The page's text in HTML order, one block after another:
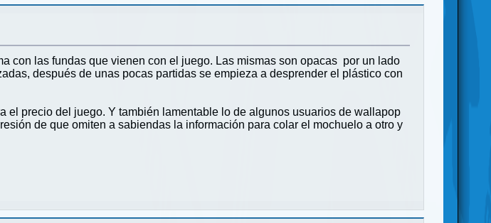
con las fundas que vienen con el juego. Las mismas son opacas por un lado
después de unas pocas partidas se empieza a desprender el plástico con
el precio del juego. Y también lamentable lo de algunos usuarios de wallapop
de que omiten a sabiendas la información para colar el mochuelo a otro y